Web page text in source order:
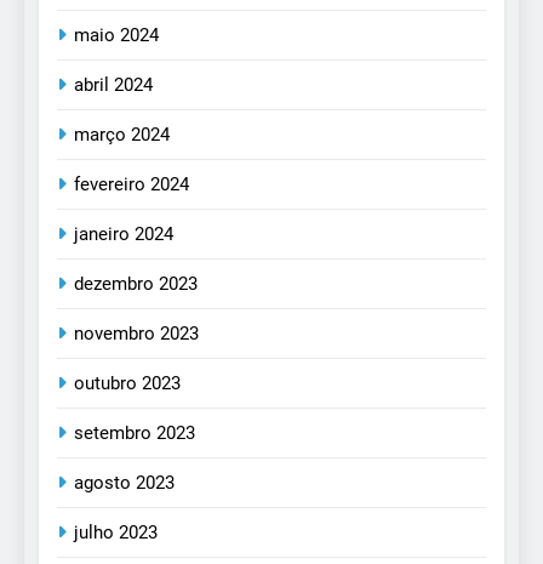
maio 2024
abril 2024
março 2024
fevereiro 2024
janeiro 2024
dezembro 2023
novembro 2023
outubro 2023
setembro 2023
agosto 2023
julho 2023